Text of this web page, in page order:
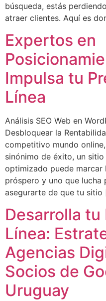
búsqueda, estás
atraer clientes. Aquí es
Expertos en
Impulsa tu
Línea
Análisis SEO Web en
Desbloquear la
competitivo mundo
sinónimo de éxito, un
optimizado puede marcar
próspero y uno que lucha
asegurarte de que tu
Desarrolla tu
Línea:
Agencias
Socios de
Uruguay